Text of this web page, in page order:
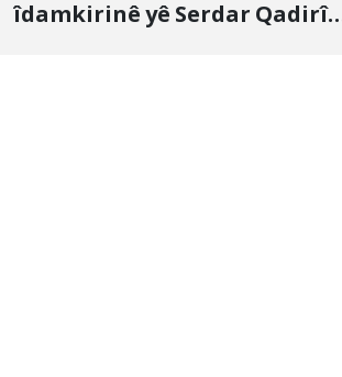
îdamkirinê yê Serdar Qadirî